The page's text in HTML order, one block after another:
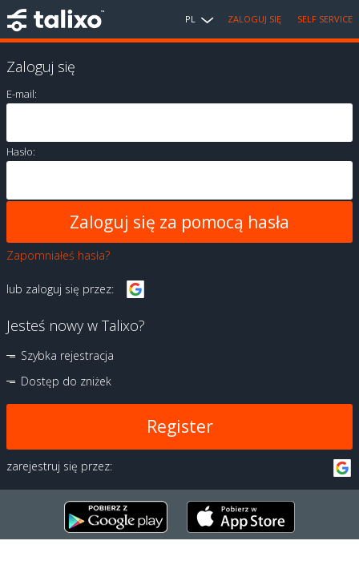
PL ZALOGUJ SIĘ SELF SERVICE
Zaloguj się
E-mail:
Hasło:
Zapomniałeś hasła?
lub zaloguj się przez:
Jesteś nowy w Talixo?
Szybka rejestracja
Dostęp do zniżek
Register
zarejestruj się przez: